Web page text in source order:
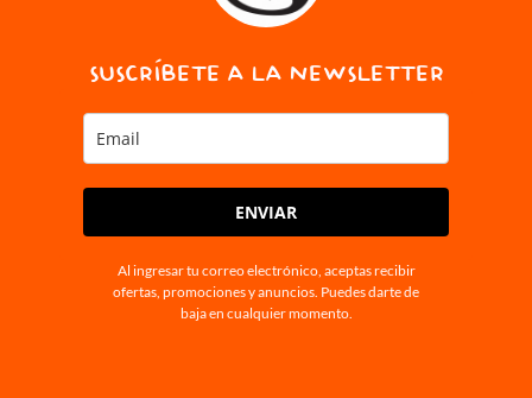
SUSCRÍBETE A LA NEWSLETTER
ENVIAR
Al ingresar tu correo electrónico, aceptas recibir
ofertas, promociones y anuncios. Puedes darte de
baja en cualquier momento.